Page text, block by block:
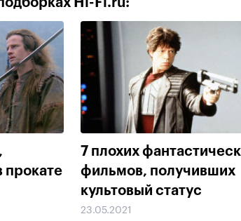
Hi-Fi.ru:
прокате
7 плохих
фильмов, получивших
культовый статус
23.05.2021